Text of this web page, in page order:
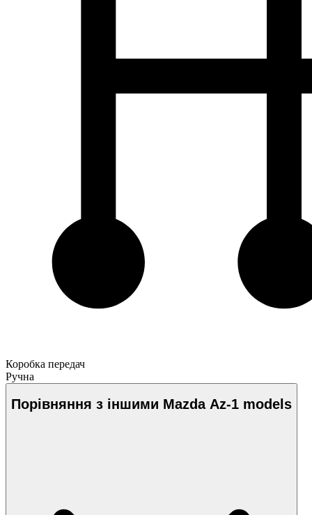
Коробка передач
Ручна
Порівняння з іншими Mazda Az-1 models